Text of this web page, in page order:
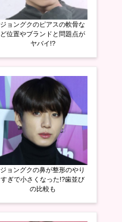
ジョングクのピアスの軟骨な
ど位置やブランドと問題点が
ヤバイ!?
ジョングクの鼻が整形のやり
すぎで小さくなった!?歯並び
の比較も